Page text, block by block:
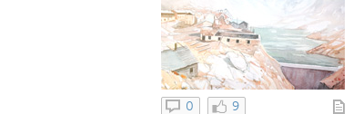
0 9